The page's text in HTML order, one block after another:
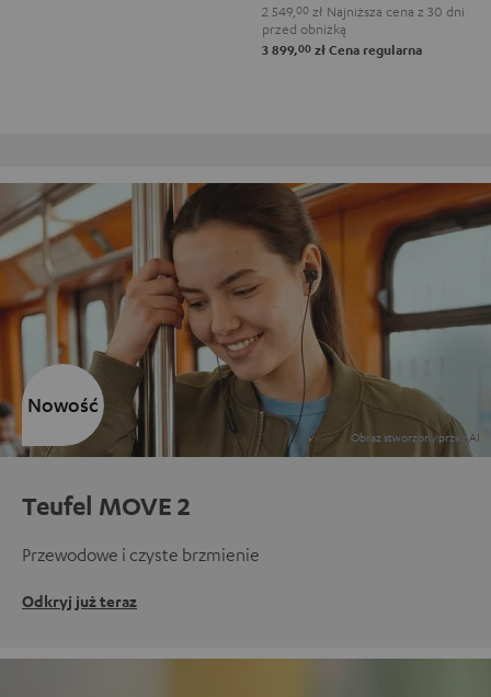
2 549, 00 zł Najniższa cena z 30 dni
przed obniżką
3 899,00 zł Cena regularna
Teufel MOVE 2
Przewodowe i czyste brzmienie
Odkryj już teraz
Nowość